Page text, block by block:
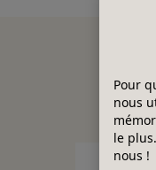
Pour
nous
le
nous !